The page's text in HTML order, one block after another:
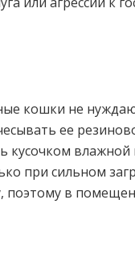
кошки не
ее
кусочком
при сильном
поэтому в